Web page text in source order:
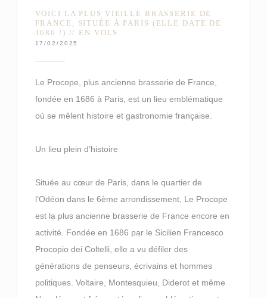
VOICI LA PLUS VIEILLE BRASSERIE DE
FRANCE, SITUÉE À PARIS (ELLE DATE DE
1686 !) // EN VOLS
17/02/2025
Le Procope, plus ancienne brasserie de France,
fondée en 1686 à Paris, est un lieu emblématique
où se mêlent histoire et gastronomie française.
Un lieu plein d’histoire
Située au cœur de Paris, dans le quartier de
l’Odéon dans le 6ème arrondissement, Le Procope
est la plus ancienne brasserie de France encore en
activité. Fondée en 1686 par le Sicilien Francesco
Procopio dei Coltelli, elle a vu défiler des
générations de penseurs, écrivains et hommes
politiques. Voltaire, Montesquieu, Diderot et même